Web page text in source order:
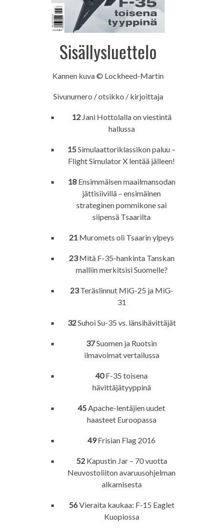
Sisällysluettelo
Kannen kuva © Lockheed-Martin
Sivunumero / otsikko / kirjoittaja
12Jani Hottolalla on viestintä
hallussa
15Simulaattoriklassikon paluu –
Flight Simulator X lentää jälleen!
18Ensimmäisen maailmansodan
jättisiivillä – ensimäinen
strateginen pommikone sai
siipensä Tsaarilta
21 Muromets oli Tsaarin ylpeys
23Mitä F-35-hankinta Tanskan
malliin merkitsisi Suomelle?
23Teräslinnut MiG-25 ja MiG-
31
32Suhoi Su-35 vs. länsihävittäjät
37Suomen ja Ruotsin
ilmavoimat vertailussa
40F-35 toisena
hävittäjätyyppinä
45 Apache-lentäjien uudet
haasteet Euroopassa
49Frisian Flag 2016
52Kapustin Jar – 70 vuotta
Neuvostoliiton avaruusohjelman
alkamisesta
56Vieraita kaukaa: F-15 Eaglet
Kuopiossa